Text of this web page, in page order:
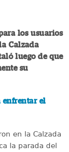
los usuarios
Calzada
luego de que
su
enfrentar el
en la Calzada
la parada del